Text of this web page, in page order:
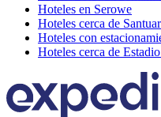
Hoteles en Serowe
Hoteles cerca de
Hoteles con
Hoteles cerca de